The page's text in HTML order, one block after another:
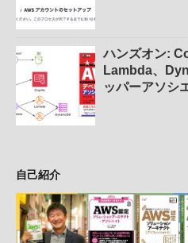
ハンズオン:
Lambda、
ッパーアソシ
自己紹介